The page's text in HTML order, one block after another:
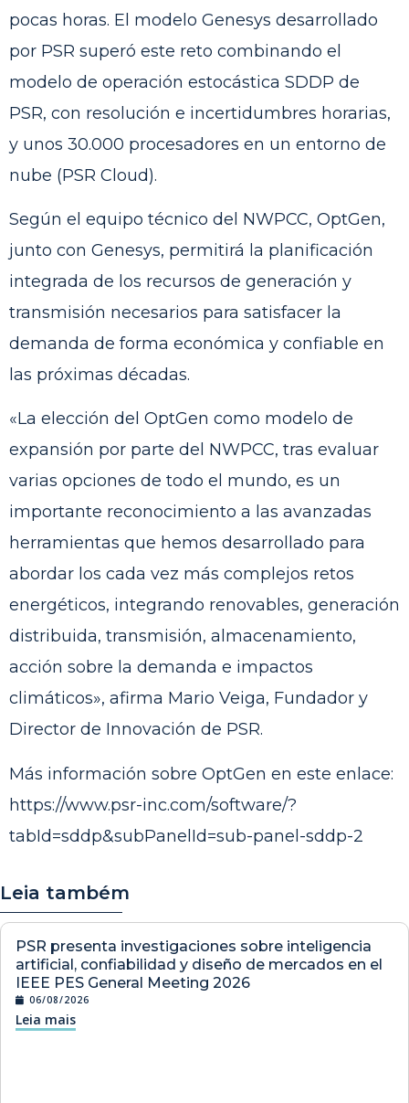
pocas horas. El modelo Genesys desarrollado
por PSR superó este reto combinando el
modelo de operación estocástica SDDP de
PSR, con resolución e incertidumbres horarias,
y unos 30.000 procesadores en un entorno de
nube (PSR Cloud).
Según el equipo técnico del NWPCC, OptGen,
junto con Genesys, permitirá la planificación
integrada de los recursos de generación y
transmisión necesarios para satisfacer la
demanda de forma económica y confiable en
las próximas décadas.
«La elección del OptGen como modelo de
expansión por parte del NWPCC, tras evaluar
varias opciones de todo el mundo, es un
importante reconocimiento a las avanzadas
herramientas que hemos desarrollado para
abordar los cada vez más complejos retos
energéticos, integrando renovables, generación
distribuida, transmisión, almacenamiento,
acción sobre la demanda e impactos
climáticos», afirma Mario Veiga, Fundador y
Director de Innovación de PSR.
Más información sobre OptGen en este enlace:
https://www.psr-inc.com/software/?
tabId=sddp&subPanelId=sub-panel-sddp-2
Leia também
PSR presenta investigaciones sobre inteligencia
artificial, confiabilidad y diseño de mercados en el
IEEE PES General Meeting 2026
06/08/2026
Leia mais